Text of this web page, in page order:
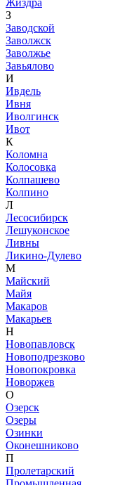
З
Заводской
Заволжск
Заволжье
Завьялово
И
Ивдель
Ивня
Иволгинск
Ивот
К
Коломна
Колосовка
Колпашево
Колпино
Л
Лесосибирск
Лешуконское
Ливны
Ликино-Дулево
М
Майский
Майя
Макаров
Макарьев
Н
Новопавловск
Новоподрезково
Новопокровка
Новоржев
О
Озерск
Озеры
Озинки
Оконешниково
П
Пролетарский